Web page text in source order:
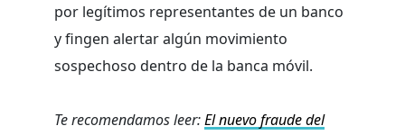
por legítimos representantes de un banco
y fingen alertar algún movimiento
sospechoso dentro de la banca móvil.
Te recomendamos leer:El nuevo fraude del